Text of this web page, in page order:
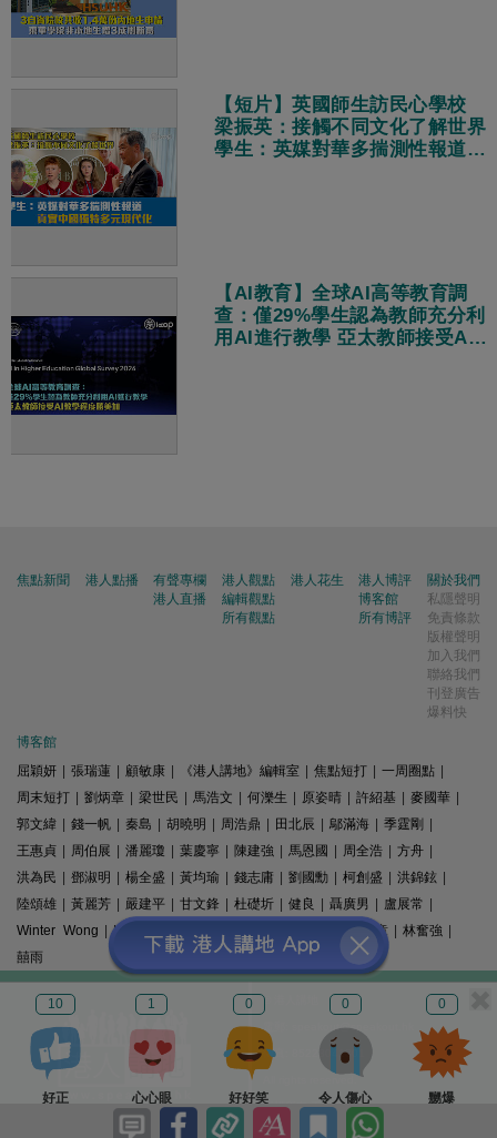
10
好正
1
心心眼
0
好好笑
0
令人傷心
0
嬲爆
【短片】英國師生訪民心學校
梁振英：接觸不同文化了解世界
學生：英媒對華多揣測性報道
【AI教育】全球AI高等教育調
查：僅29%學生認為教師充分利
用AI進行教學 亞太教師接受AI
焦點新聞 港人點播
有聲專欄
港人直播
港人觀點
編輯觀點
所有觀點
港人花生
港人博評
博客館
所有博評
關於我們
私隱聲明
免責條款
版權聲明
加入我們
聯絡我們
刊登廣告
爆料快
博客館
屈穎妍
張瑞蓮 顧敏康 《港人講地》編輯室 焦點短打 一周圈點
周末短打
劉炳章 梁世民 馬浩文 何濼生 原姿晴 許紹基 麥國華
郭文緯
錢一帆 秦島 胡曉明 周浩鼎 田北辰 鄔滿海 季霆剛
王惠貞
周伯展 潘麗瓊 葉慶寧 陳建強 馬恩國 周全浩 方舟
洪為民
鄧淑明 楊全盛 黃均瑜 錢志庸 劉國勳 柯創盛 洪錦鉉
陸頌雄
黃麗芳 嚴建平 甘文鋒 杜礎圻 健良 聶廣男 盧展常
Winter Wong
K2 梁文新 羅崑 姚銘 精選文章 林奮強
囍雨
© 港人講地
電郵: speakout@speakout.hk
傳真: 85228041301
版權所有 不得轉載